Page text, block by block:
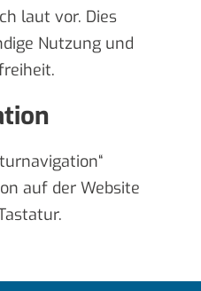
laut vor. Dies
Nutzung und
auf der Website